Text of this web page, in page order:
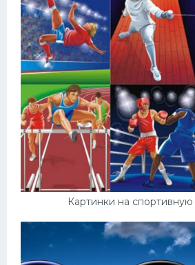
Картинки на спортивную